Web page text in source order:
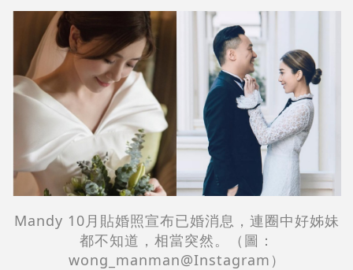
Mandy 10月貼婚照宣布已婚消息，連圈中好姊妹
都不知道，相當突然。（圖：
wong_manman@Instagram）